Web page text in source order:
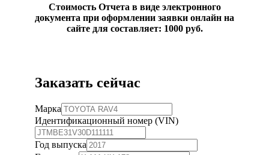
Стоимость Отчета в виде электронного
документа при оформлении заявки онлайн на
сайте для составляет: 1000 руб.
Заказать сейчас
Марка
Идентификационный номер (VIN)
Год выпуска